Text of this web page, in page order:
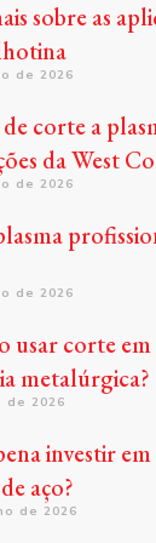
sobre as
de 2026
corte a
da West
de 2026
de 2026
usar corte
metalúrgica?
de 2026
investir
aço?
de 2026